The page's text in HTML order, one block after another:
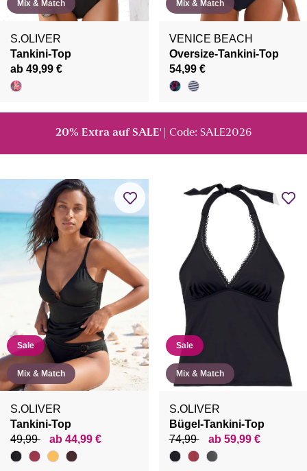
Mix & Match
S.OLIVER
Tankini-Top
ab 49,99 €
Mix & Match
VENICE BEACH
Oversize-Tankini-Top
54,99 €
20% Extra auf SALE ¹ | Code: SALE2026
Sale
Mix & Match
S.OLIVER
Tankini-Top
49,99
ab 44,99 €
Sale
Mix & Match
S.OLIVER
Bügel-Tankini-Top
74,99
ab 59,99 €